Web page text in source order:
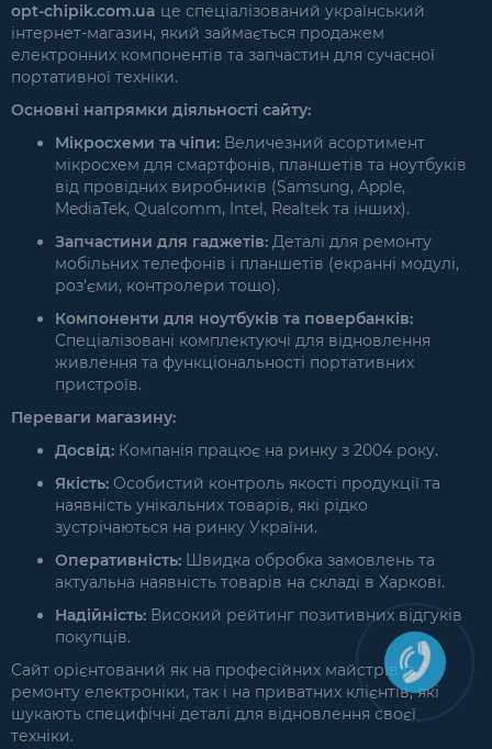
opt-chipik.com.ua це спеціалізований український
інтернет-магазин, який займається продажем
електронних компонентів та запчастин для сучасної
портативної техніки.
Основні напрямки діяльності сайту:
Мікросхеми та чіпи: Величезний асортимент
мікросхем для смартфонів, планшетів та ноутбуків
від провідних виробників (Samsung, Apple,
MediaTek, Qualcomm, Intel, Realtek та інших).
Запчастини для гаджетів: Деталі для ремонту
мобільних телефонів і планшетів (екранні модулі,
роз'єми, контролери тощо).
Компоненти для ноутбуків та повербанків:
Спеціалізовані комплектуючі для відновлення
живлення та функціональності портативних
пристроїв.
Переваги магазину:
Досвід: Компанія працює на ринку з 2004 року.
Якість: Особистий контроль якості продукції та
наявність унікальних товарів, які рідко
зустрічаються на ринку України.
Оперативність: Швидка обробка замовлень та
актуальна наявність товарів на складі в Харкові.
Надійність: Високий рейтинг позитивних відгуків
покупців.
Сайт орієнтований як на професійних майстрів із
ремонту електроніки, так і на приватних клієнтів, які
шукають специфічні деталі для відновлення своєї
техніки.